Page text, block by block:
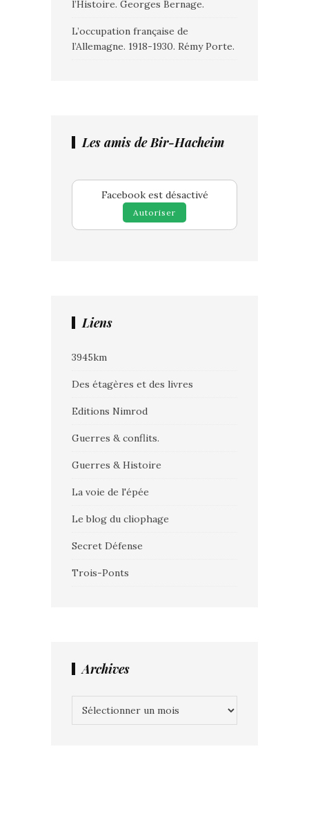
l’Histoire. Georges Bernage.
L’occupation française de
l’Allemagne. 1918-1930. Rémy Porte.
Les amis de Bir-Hacheim
Facebook est désactivé
Autoriser
Liens
3945km
Des étagères et des livres
Editions Nimrod
Guerres & conflits.
Guerres & Histoire
La voie de l'épée
Le blog du cliophage
Secret Défense
Trois-Ponts
Archives